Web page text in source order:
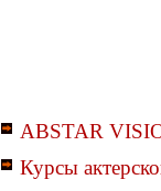
ABSTAR
Курсы